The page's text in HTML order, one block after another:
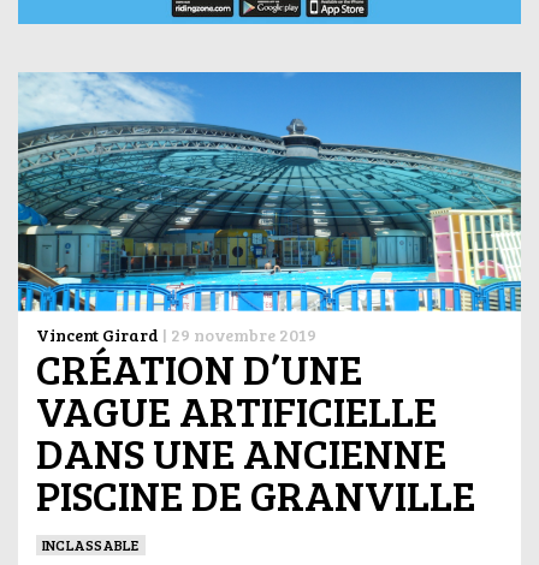
Vincent Girard | 29 novembre 2019
CRÉATION D’UNE
VAGUE ARTIFICIELLE
DANS UNE ANCIENNE
PISCINE DE GRANVILLE
INCLASSABLE